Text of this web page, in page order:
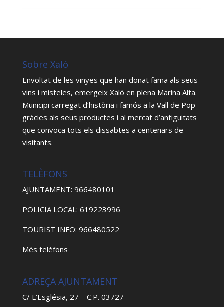
Sobre Xaló
Envoltat de les vinyes que han donat fama als seus
vins i misteles, emergeix Xaló en plena Marina Alta.
Municipi carregat d’història i famós a la Vall de Pop
gràcies als seus productes i al mercat d’antiguitats
que convoca tots els dissabtes a centenars de
visitants.
TELÈFONS
AJUNTAMENT: 966480101
POLICIA LOCAL: 619223996
TOURIST INFO: 966480522
Més telèfons
ADREÇA AJUNTAMENT
C/ L’Església, 27 – C.P. 03727